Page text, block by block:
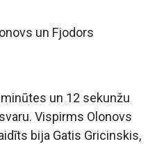
un Fjodors
un 12 sekunžu
Vispirms Olonovs
bija Gatis Gricinskis,